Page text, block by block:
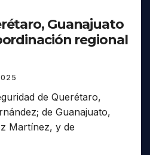
Guanajuato
regional
de Querétaro,
de Guanajuato,
Martínez, y de